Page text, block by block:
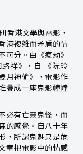
香港文學與電影，
港複雜而矛盾的情
可分。由《瘋劫》
祥》，自 《阮玲
月神偷》，電影作
疊成一座鬼影幢幢
必有亡靈鬼怪，而
的感覺。自八十年
，所謂鬼魅只是危
章把電影中的情感